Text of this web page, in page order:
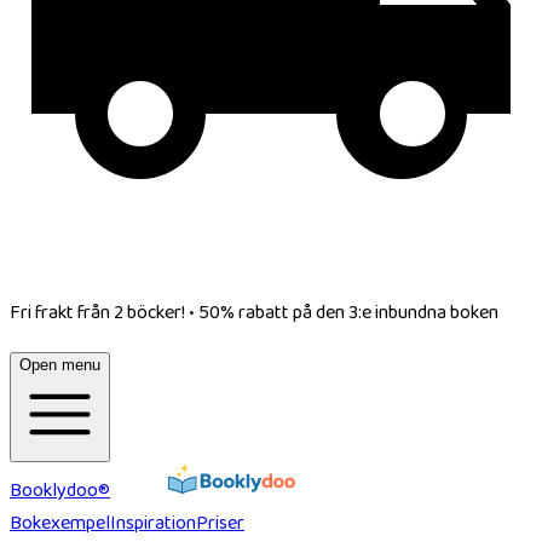
Fri frakt från 2 böcker!•50% rabatt på den 3:e inbundna boken
Open menu
Booklydoo®
BokexempelInspirationPriser